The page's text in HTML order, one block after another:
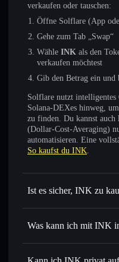
verkaufen oder tauschen:
Öffne Solflare (App
Gehe zum Tab „Swap“
Wähle INK als den
verkaufen möchtest
Gib den Betrag ein und
Solflare nutzt
Solana-DEXes hinweg,
zu finden. Du kannst auch
(Dollar-Cost-Averaging)
automatisieren. Eine
So kaufst du INK.
Ist es sicher, INK zu
INK
Was kann ich mit INK
INK
Solflare-
Sofort tauschen–